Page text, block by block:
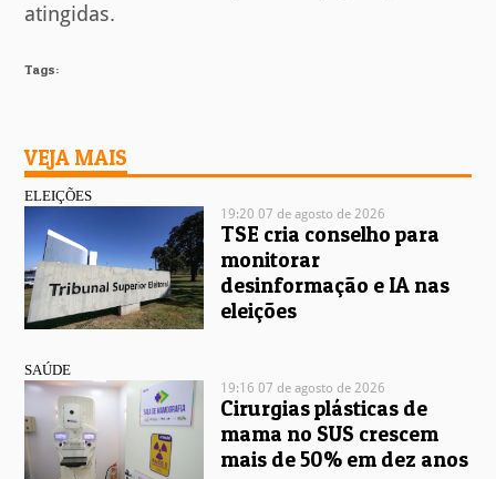
atingidas.
Tags:
VEJA MAIS
ELEIÇÕES
19:20 07 de agosto de 2026
TSE cria conselho para
monitorar
desinformação e IA nas
eleições
SAÚDE
19:16 07 de agosto de 2026
Cirurgias plásticas de
mama no SUS crescem
mais de 50% em dez anos